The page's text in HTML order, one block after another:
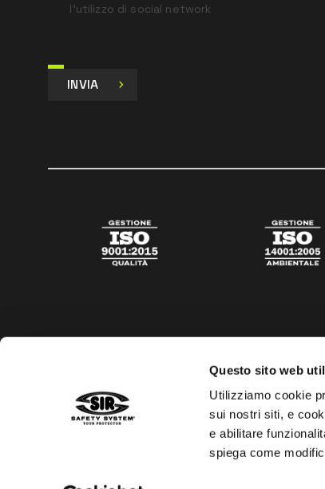
Questo sito web
Utilizziamo cookie
sui nostri siti, e
e abilitare
spiega come
l’utilizzo di social network
INVIA